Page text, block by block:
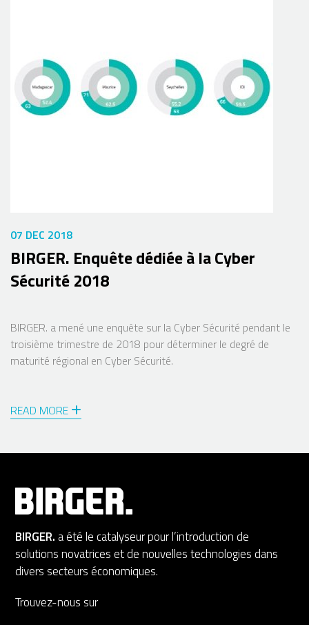
07 DEC 2018
BIRGER. Enquête dédiée à la Cyber
Sécurité 2018
BIRGER. a mené une enquête sur la Cyber Sécurité pendant le
troisième trimestre de 2018 pour déterminer le degré de
maturité régional en Cyber Sécurité.
READ MORE
BIRGER. a été le catalyseur pour l’introduction de
solutions novatrices et de nouvelles technologies dans
divers secteurs économiques.
Trouvez-nous sur